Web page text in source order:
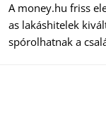
A money.hu friss
as lakáshitelek
spórolhatnak a